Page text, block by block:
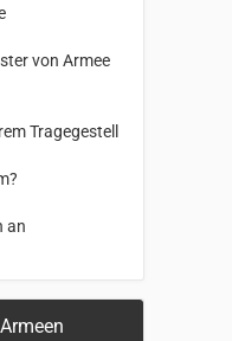
von Armee
Tragegestell
an